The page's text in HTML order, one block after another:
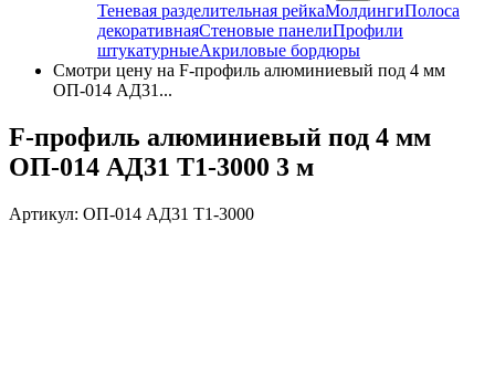
Теневая разделительная рейкаМолдингиПолоса
декоративнаяСтеновые панелиПрофили
штукатурныеАкриловые бордюры
Смотри цену на F-профиль алюминиевый под 4 мм
ОП-014 АД31...
F-профиль алюминиевый под 4 мм
ОП-014 АД31 Т1-3000 3 м
Артикул: ОП-014 АД31 Т1-3000